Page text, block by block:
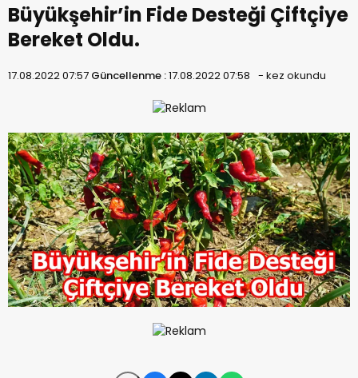
Büyükşehir’in Fide Desteği Çiftçiye
Bereket Oldu.
17.08.2022 07:57 Güncellenme :17.08.2022 07:58 - kez okundu